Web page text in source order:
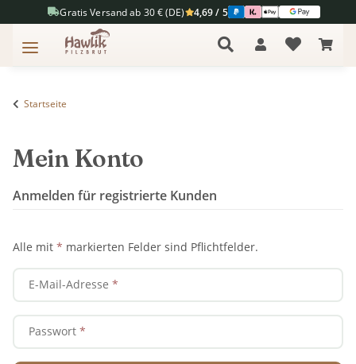
Gratis Versand ab 30 € (DE) 4,69 / 5
Startseite
Mein Konto
Anmelden für registrierte Kunden
Alle mit * markierten Felder sind Pflichtfelder.
E-Mail-Adresse
Passwort